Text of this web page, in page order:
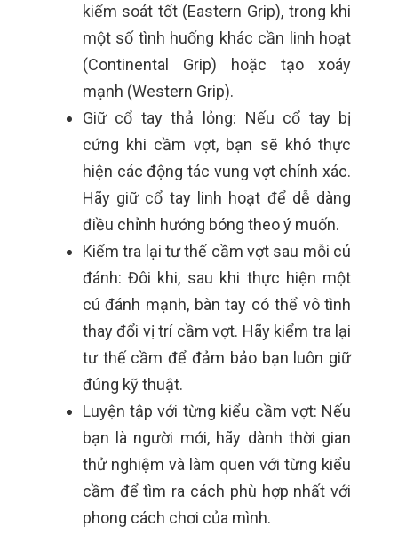
kiểm soát tốt (Eastern Grip), trong khi
một số tình huống khác cần linh hoạt
(Continental Grip) hoặc tạo xoáy
mạnh (Western Grip).
Giữ cổ tay thả lỏng: Nếu cổ tay bị
cứng khi cầm vợt, bạn sẽ khó thực
hiện các động tác vung vợt chính xác.
Hãy giữ cổ tay linh hoạt để dễ dàng
điều chỉnh hướng bóng theo ý muốn.
Kiểm tra lại tư thế cầm vợt sau mỗi cú
đánh: Đôi khi, sau khi thực hiện một
cú đánh mạnh, bàn tay có thể vô tình
thay đổi vị trí cầm vợt. Hãy kiểm tra lại
tư thế cầm để đảm bảo bạn luôn giữ
đúng kỹ thuật.
Luyện tập với từng kiểu cầm vợt: Nếu
bạn là người mới, hãy dành thời gian
thử nghiệm và làm quen với từng kiểu
cầm để tìm ra cách phù hợp nhất với
phong cách chơi của mình.